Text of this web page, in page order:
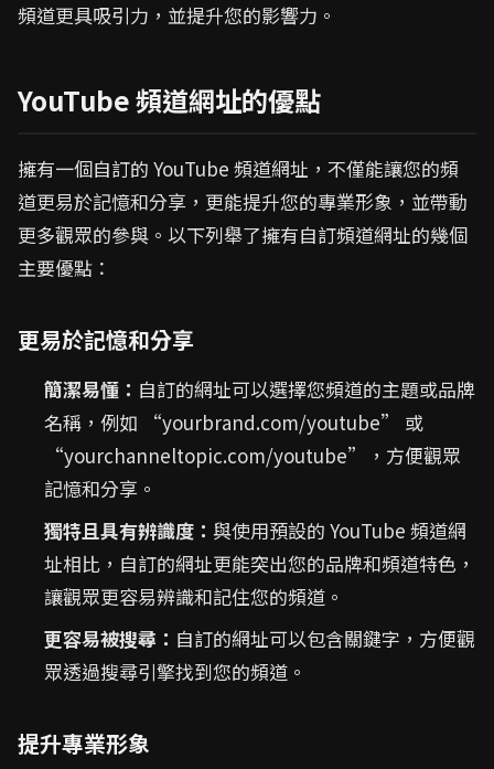
頻道更具吸引力，並提升您的影響力。
YouTube 頻道網址的優點
擁有一個自訂的 YouTube 頻道網址，不僅能讓您的頻
道更易於記憶和分享，更能提升您的專業形象，並帶動
更多觀眾的參與。以下列舉了擁有自訂頻道網址的幾個
主要優點：
更易於記憶和分享
簡潔易懂： 自訂的網址可以選擇您頻道的主題或品牌
名稱，例如 “yourbrand.com/youtube” 或
“yourchanneltopic.com/youtube”，方便觀眾
記憶和分享。
獨特且具有辨識度： 與使用預設的 YouTube 頻道網
址相比，自訂的網址更能突出您的品牌和頻道特色，
讓觀眾更容易辨識和記住您的頻道。
更容易被搜尋： 自訂的網址可以包含關鍵字，方便觀
眾透過搜尋引擎找到您的頻道。
提升專業形象